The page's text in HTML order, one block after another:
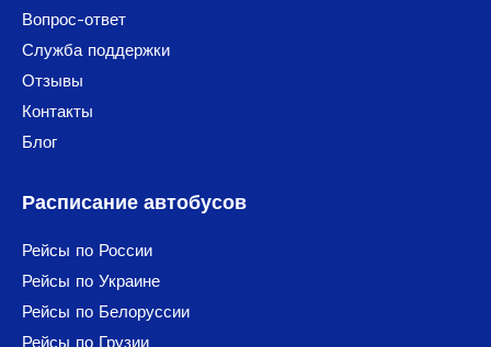
Вопрос-ответ
Служба поддержки
Отзывы
Контакты
Блог
Расписание автобусов
Рейсы по России
Рейсы по Украине
Рейсы по Белоруссии
Рейсы по Грузии